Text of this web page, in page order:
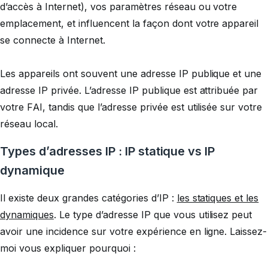
d’accès à Internet), vos paramètres réseau ou votre
emplacement, et influencent la façon dont votre appareil
se connecte à Internet.
Les appareils ont souvent une adresse IP publique et une
adresse IP privée. L’adresse IP publique est attribuée par
votre FAI, tandis que l’adresse privée est utilisée sur votre
réseau local.
Types d’adresses IP : IP statique vs IP
dynamique
Il existe deux grandes catégories d’IP : les statiques et les
dynamiques. Le type d’adresse IP que vous utilisez peut
avoir une incidence sur votre expérience en ligne. Laissez-
moi vous expliquer pourquoi :